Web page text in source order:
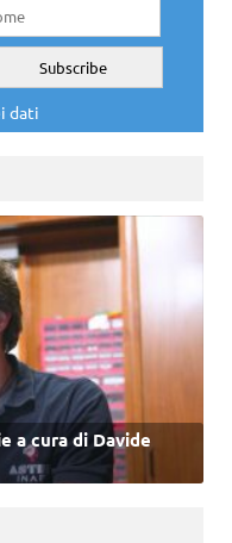
dati
a cura di Davide